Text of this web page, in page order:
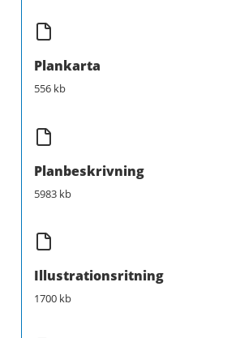
Plankarta
556 kb
Planbeskrivning
5983 kb
Illustrationsritning
1700 kb